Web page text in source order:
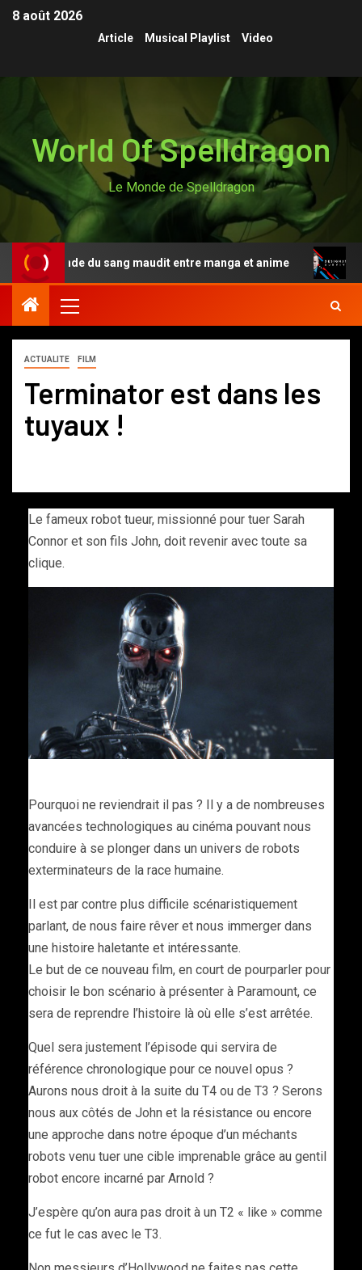
8 août 2026
Article Musical Playlist Video
World Of Spelldragon
Le Monde de Spelldragon
la légende du sang maudit entre manga et anime
ACTUALITE FILM
Terminator est dans les
tuyaux !
Le fameux robot tueur, missionné pour tuer Sarah
Connor et son fils John, doit revenir avec toute sa
clique.
Pourquoi ne reviendrait il pas ? Il y a de nombreuses
avancées technologiques au cinéma pouvant nous
conduire à se plonger dans un univers de robots
exterminateurs de la race humaine.
Il est par contre plus difficile scénaristiquement
parlant, de nous faire rêver et nous immerger dans
une histoire haletante et intéressante.
Le but de ce nouveau film, en court de pourparler pour
choisir le bon scénario à présenter à Paramount, ce
sera de reprendre l’histoire là où elle s’est arrêtée.
Quel sera justement l’épisode qui servira de
référence chronologique pour ce nouvel opus ?
Aurons nous droit à la suite du T4 ou de T3 ? Serons
nous aux côtés de John et la résistance ou encore
une approche dans notre époque d’un méchants
robots venu tuer une cible imprenable grâce au gentil
robot encore incarné par Arnold ?
J’espère qu’on aura pas droit à un T2 « like » comme
ce fut le cas avec le T3.